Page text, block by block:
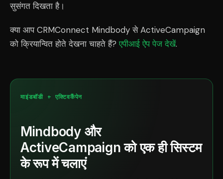
सुसंगत दिखता है।
क्या आप CRMConnect Mindbody से ActiveCampaign
को क्रियान्वित होते देखना चाहते हैं? एपीआई ऐप पेज देखें.
माइंडबॉडी + एक्टिवकैंपेन
Mindbody और
ActiveCampaign को एक ही सिस्टम
के रूप में चलाएं